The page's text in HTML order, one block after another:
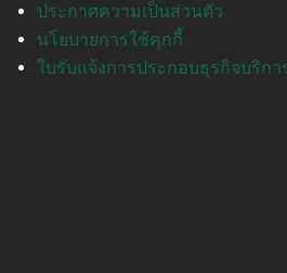
ประกาศความเป็นส่วนตัว
นโยบายการใช้คุกกี้
ใบรับแจ้งการประกอบธุรกิจบริก